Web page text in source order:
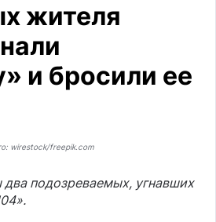
жителя
и бросили ее
wirestock/freepik.com
подозреваемых, угнавших